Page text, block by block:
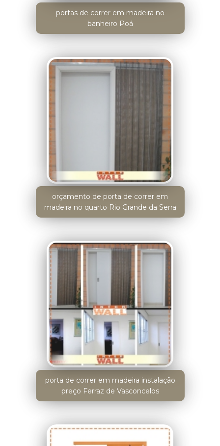
portas de correr em madeira no
banheiro Poá
orçamento de porta de correr em
madeira no quarto Rio Grande da Serra
porta de correr em madeira instalação
preço Ferraz de Vasconcelos